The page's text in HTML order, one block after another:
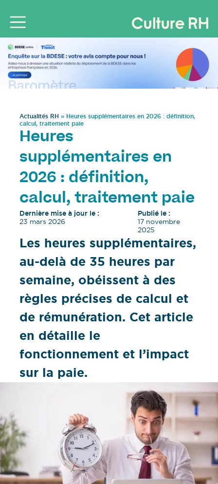
Actualités RH » Heures supplémentaires en 2026 : définition,
calcul, traitement paie
Heures
supplémentaires en
2026 : définition,
calcul, traitement paie
Dernière mise à jour le :
23 mars 2026
Publié le :
17 novembre
2025
Les heures supplémentaires,
au-delà de 35 heures par
semaine, obéissent à des
règles précises de calcul et
de rémunération. Cet article
en détaille le
fonctionnement et l’impact
sur la paie.